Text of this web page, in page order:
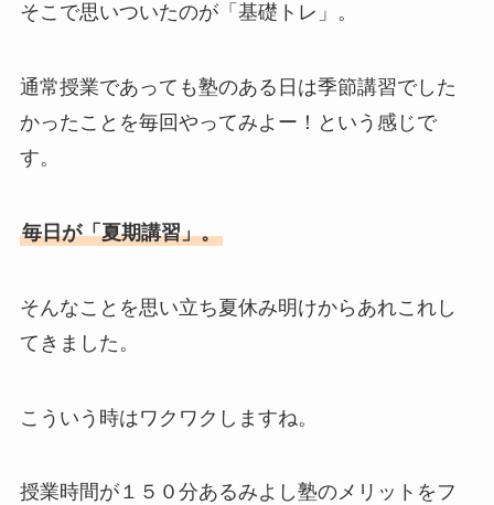
そこで思いついたのが「基礎トレ」。
通常授業であっても塾のある日は季節講習でした
かったことを毎回やってみよー！という感じで
す。
毎日が「夏期講習」。
そんなことを思い立ち夏休み明けからあれこれし
てきました。
こういう時はワクワクしますね。
授業時間が１５０分あるみよし塾のメリットをフ